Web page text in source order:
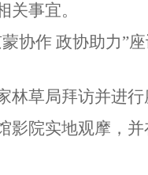
事宜。
协作 政协助力”
草局拜访并进行
院实地观摩，并